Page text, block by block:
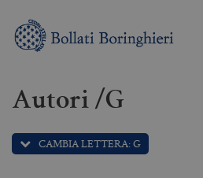
Autori /G
CAMBIA LETTERA: G